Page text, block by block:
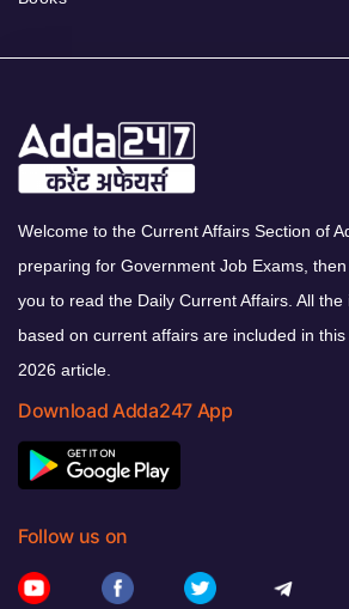
Welcome to the Current Affairs Section of
preparing for Government Job Exams,
you to read the Daily Current Affairs. All
based on current affairs are included in
2026 article.
Download Adda247 App
Follow us on